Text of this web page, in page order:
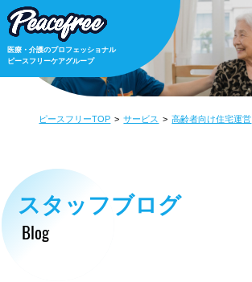
医療・介護のプロフェッショナル
ピースフリーケアグループ
ピースフリーTOP サービス 高齢者向け住宅運営
スタッフブログ
Blog